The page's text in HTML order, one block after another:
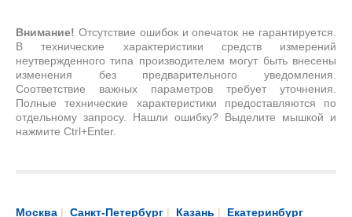
Внимание! Отсутствие ошибок и опечаток не гарантируется.
В технические характеристики средств измерений
неутвержденного типа производителем могут быть внесены
изменения без предварительного уведомления.
Соответствие важных параметров требует уточнения.
Полные технические характеристики предоставляются по
отдельному запросу. Нашли ошибку? Выделите мышкой и
нажмите Ctrl+Enter.
Москва | Санкт-Петербург | Казань | Екатеринбург